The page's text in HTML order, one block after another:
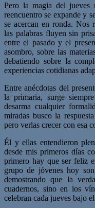
Pero la magia del
reencuentro se expande y
se acercan en ronda. Nos
las palabras fluyen sin
entre el pasado y el
asombro, sobre las
debatiendo sobre la
experiencias cotidianas
Entre anécdotas del
la primaria, surge
desarma cualquier
miradas busco la
pero verlas crecer con esa
Él y ellas entendieron
desde mis primeros días
primero hay que ser feliz
grupo de jóvenes hoy
demostrando que la
cuadernos, sino en los
celebran cada jueves bajo